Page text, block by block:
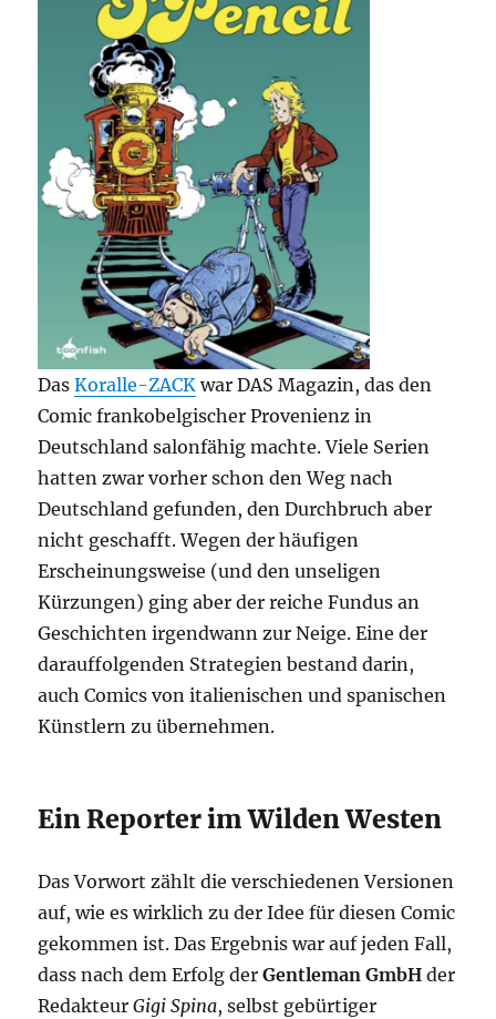
DasKoralle-ZACK war DAS Magazin, das den
Comic frankobelgischer Provenienz in
Deutschland salonfähig machte. Viele Serien
hatten zwar vorher schon den Weg nach
Deutschland gefunden, den Durchbruch aber
nicht geschafft. Wegen der häufigen
Erscheinungsweise (und den unseligen
Kürzungen) ging aber der reiche Fundus an
Geschichten irgendwann zur Neige. Eine der
darauffolgenden Strategien bestand darin,
auch Comics von italienischen und spanischen
Künstlern zu übernehmen.
Ein Reporter im Wilden Westen
Das Vorwort zählt die verschiedenen Versionen
auf, wie es wirklich zu der Idee für diesen Comic
gekommen ist. Das Ergebnis war auf jeden Fall,
dass nach dem Erfolg derGentleman GmbH der
RedakteurGigi Spina, selbst gebürtiger